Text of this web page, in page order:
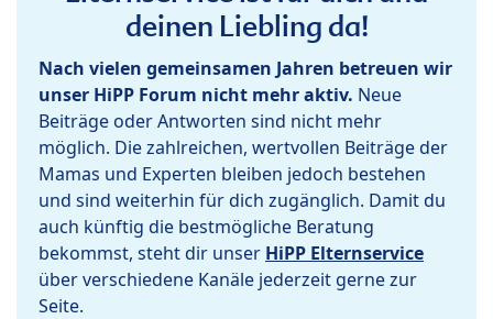
deinen Liebling da!
Nach vielen gemeinsamen Jahren betreuen wir
unser HiPP Forum nicht mehr aktiv. Neue
Beiträge oder Antworten sind nicht mehr
möglich. Die zahlreichen, wertvollen Beiträge der
Mamas und Experten bleiben jedoch bestehen
und sind weiterhin für dich zugänglich. Damit du
auch künftig die bestmögliche Beratung
bekommst, steht dir unser HiPP Elternservice
über verschiedene Kanäle jederzeit gerne zur
Seite.